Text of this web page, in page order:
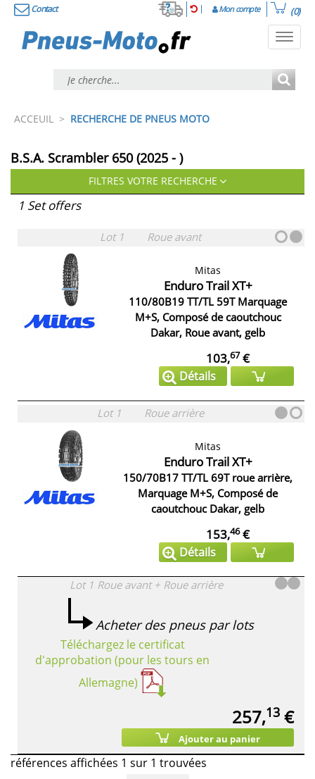
Contact Mon compte (0)
ACCEUIL > RECHERCHE DE PNEUS MOTO
B.S.A. Scrambler 650 (2025 - )
FILTRES VOTRE RECHERCHE
1 Set offers
Lot 1 Roue avant
Mitas
Enduro Trail XT+
110/80B19 TT/TL 59T Marquage
M+S, Composé de caoutchouc
Dakar, Roue avant, gelb
103,67€
Détails
Lot 1 Roue arrière
Mitas
Enduro Trail XT+
150/70B17 TT/TL 69T roue arrière,
Marquage M+S, Composé de
caoutchouc Dakar, gelb
153,46€
Détails
Lot 1 Roue avant + Roue arrière
Acheter des pneus par lots
Téléchargez le certificat
d'approbation (pour les tours en
Allemagne)
257,13 €
Ajouter au panier
références affichées 1 sur 1 trouvées